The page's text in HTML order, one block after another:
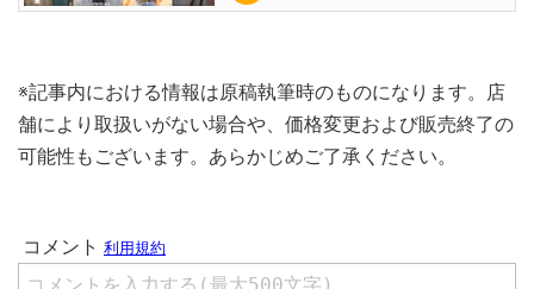
※記事内における情報は原稿執筆時のものになります。店
舗により取扱いがない場合や、価格変更および販売終了の
可能性もございます。あらかじめご了承ください。